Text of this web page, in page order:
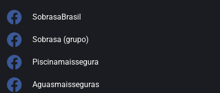
SobrasaBrasil
Sobrasa (grupo)
Piscinamaissegura
Aguasmaisseguras